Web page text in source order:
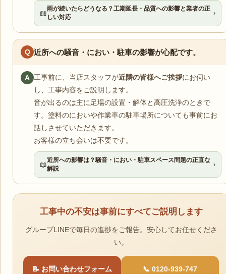
📖
雨が続いたらどうなる？工期延長・品質への影響と業者の正
しい対応
›
Q 近所への騒音・におい・駐車の影響が心配です。
A 工事前に、当店スタッフが近隣の皆様へご挨拶にお伺い
し、工事内容をご説明します。
音が出るのは主に足場の設置・解体と高圧洗浄のときで
す。塗料のにおいや作業車の駐車場所についても事前にお
話しさせていただきます。
お客様の立ち会いは不要です。
📖
近所への影響は？騒音・におい・駐車スペース問題の正直な
解説
›
工事中の不安は事前にすべてご説明します
グループLINEで毎日の進捗をご報告。安心してお任せくださ
い。
📝 お問い合わせフォーム 📞 0120-939-747